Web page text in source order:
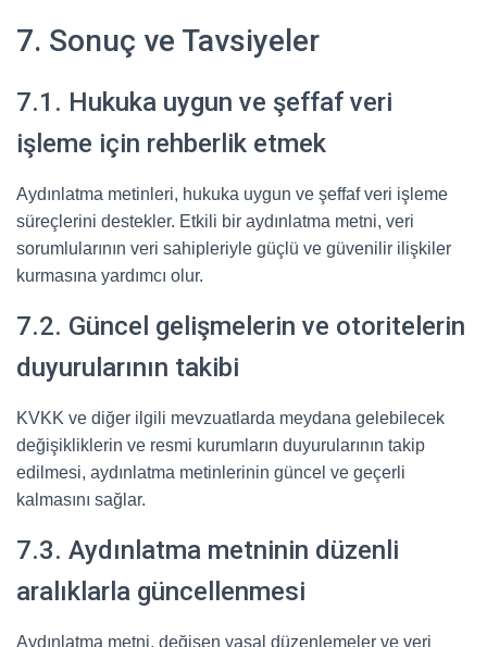
7. Sonuç ve Tavsiyeler
7.1. Hukuka uygun ve şeffaf veri
işleme için rehberlik etmek
Aydınlatma metinleri, hukuka uygun ve şeffaf veri işleme
süreçlerini destekler. Etkili bir aydınlatma metni, veri
sorumlularının veri sahipleriyle güçlü ve güvenilir ilişkiler
kurmasına yardımcı olur.
7.2. Güncel gelişmelerin ve otoritelerin
duyurularının takibi
KVKK ve diğer ilgili mevzuatlarda meydana gelebilecek
değişikliklerin ve resmi kurumların duyurularının takip
edilmesi, aydınlatma metinlerinin güncel ve geçerli
kalmasını sağlar.
7.3. Aydınlatma metninin düzenli
aralıklarla güncellenmesi
Aydınlatma metni, değişen yasal düzenlemeler ve veri